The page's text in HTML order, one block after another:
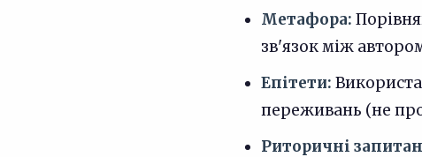
Метафора:
зв'язок між
Епітети:
переживань (не
Риторичні